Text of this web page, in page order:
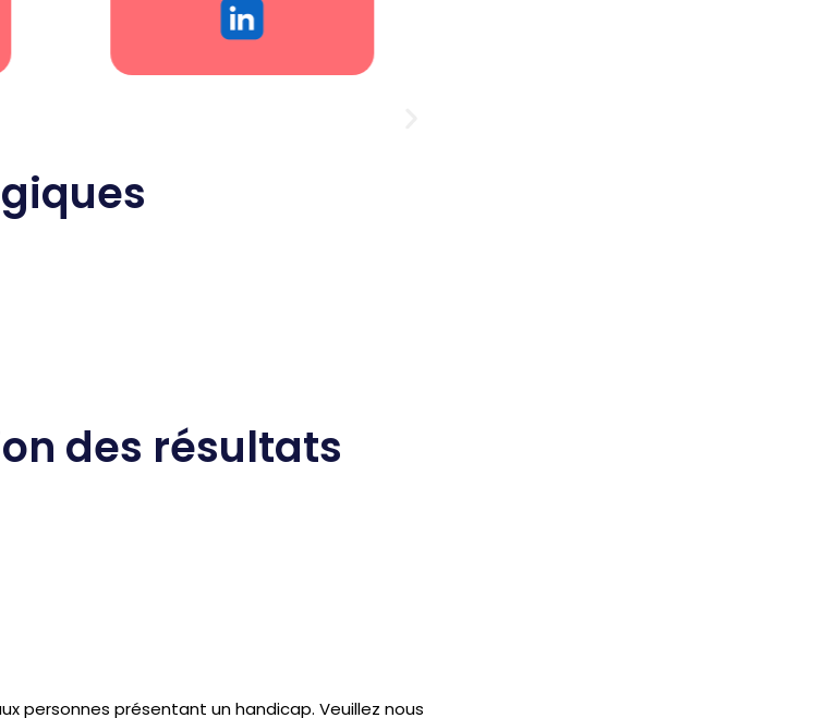
des résultats
personnes présentant un handicap. Veuillez nous